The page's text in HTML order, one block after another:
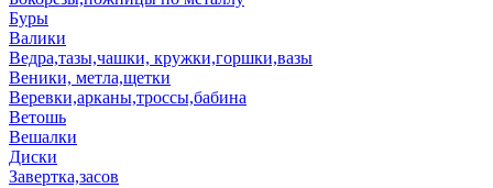
Буры
Валики
Ведра,тазы,чашки, кружки,горшки,вазы
Веники, метла,щетки
Веревки,арканы,троссы,бабина
Ветошь
Вешалки
Диски
Завертка,засов